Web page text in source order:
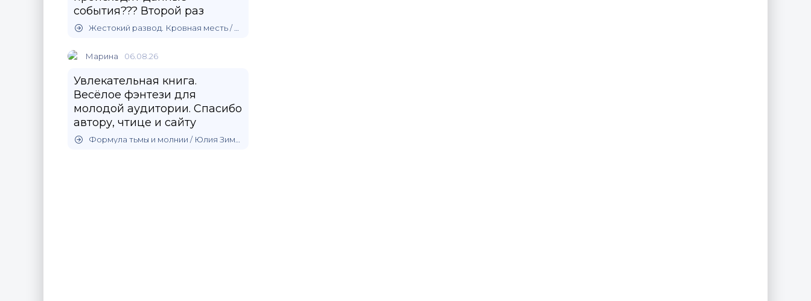
события??? Второй раз
Жестокий развод. Кровная месть / Влада Одинцова
Марина 06.08.26
Увлекательная книга.
Весёлое фэнтези для
молодой аудитории. Спасибо
автору, чтице и сайту
Формула тьмы и молнии / Юлия Зимина (1)